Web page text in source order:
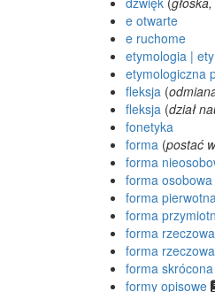
e otwarte
e ruchome
etymologia |
etymologiczna
fleksja (
fleksja (dział
fonetyka
forma (postać
forma
forma osobowa
forma pierwotna
forma
forma rzeczowa
forma rzeczowa
forma skrócona
formy opisowe